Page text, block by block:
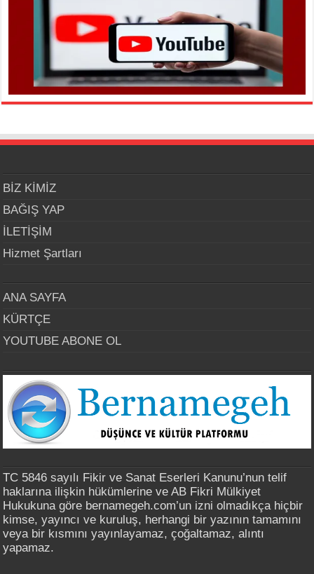
BİZ KİMİZ
BAĞIŞ YAP
İLETİŞİM
Hizmet Şartları
ANA SAYFA
KÜRTÇE
YOUTUBE ABONE OL
TC 5846 sayılı Fikir ve Sanat Eserleri Kanunu’nun telif
haklarına ilişkin hükümlerine ve AB Fikri Mülkiyet
Hukukuna göre bernamegeh.com’un izni olmadıkça hiçbir
kimse, yayıncı ve kuruluş, herhangi bir yazının tamamını
veya bir kısmını yayınlayamaz, çoğaltamaz, alıntı
yapamaz.